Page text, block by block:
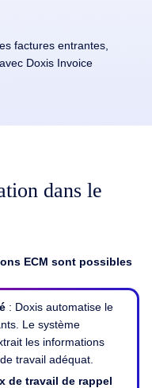
factures entrantes,
Doxis Invoice
dans le
ECM sont possibles
: Doxis automatise le
Le système
les informations
travail adéquat.
de travail de rappel